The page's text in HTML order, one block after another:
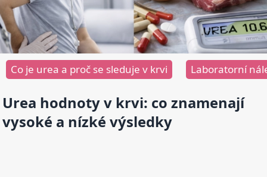
Co je urea a proč se sleduje v krvi Laboratorní
Urea hodnoty v krvi: co znamenají
vysoké a nízké výsledky